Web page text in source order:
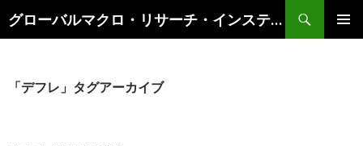
グローバルマクロ・リサーチ・インスティテュート
索
ン「デフレ」タグアーカイブ